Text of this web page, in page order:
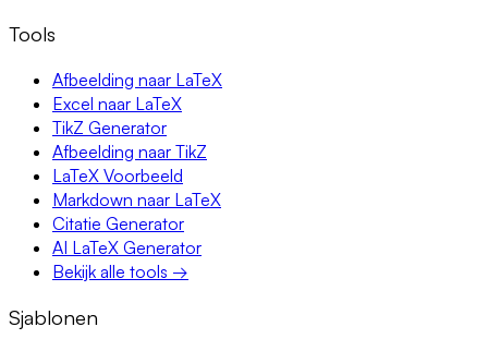
Tools
Afbeelding naar LaTeX
Excel naar LaTeX
TikZ Generator
Afbeelding naar TikZ
LaTeX Voorbeeld
Markdown naar LaTeX
Citatie Generator
AI LaTeX Generator
Bekijk alle tools →
Sjablonen